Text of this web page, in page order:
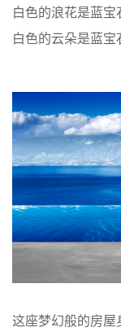
白色的浪花是蓝宝
白色的云朵是蓝宝
这座梦幻般的房